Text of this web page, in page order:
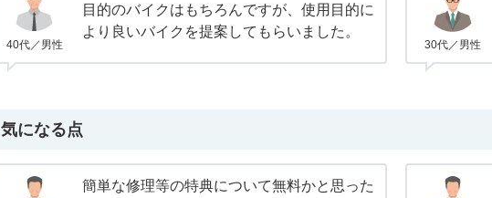
40代／男性
目的のバイクはもちろんですが、使用目的に
より良いバイクを提案してもらいました。
30代／男性
気になる点
簡単な修理等の特典について無料かと思った